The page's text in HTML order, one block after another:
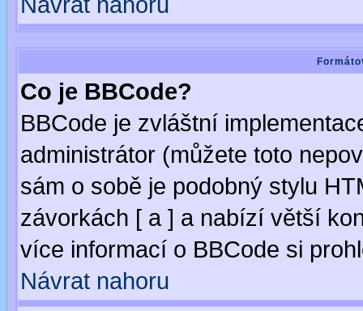
Co je BBCode?
BBCode je zvláštní
administrátor (můžete toto
sám o sobě je podobný stylu
závorkách [ a ] a nabízí větší
více informací o BBCode si
Návrat nahoru